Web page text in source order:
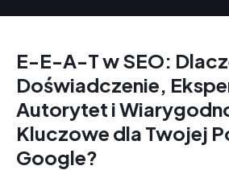
E-E-A-T w SEO:
Doświadczenie,
Autorytet i
Kluczowe dla Twojej
Google?